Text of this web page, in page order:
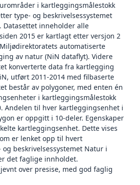
i kartleggingsmålestokk
type- og beskrivelsessystemet
Datasettet inneholder alle
2015 er kartlagt etter versjon 2
automatiserte
av natur (NiN dataflyt). Videre
konverterte data fra kartlegging
utført 2011-2014 med filbaserte
består av polygoner, med enten én
i kartleggingsmålestokk
Andelen til hver kartleggingsenhet i
er oppgitt i 10-deler. Egenskaper
kartleggingsenhet. Dette vises
er lenket opp til hvert
beskrivelsessystemet Natur i
det faglige innholdet.
over presise, med god faglig